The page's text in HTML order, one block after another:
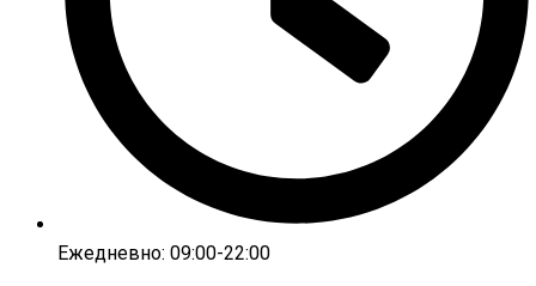
Ежедневно: 09:00-22:00